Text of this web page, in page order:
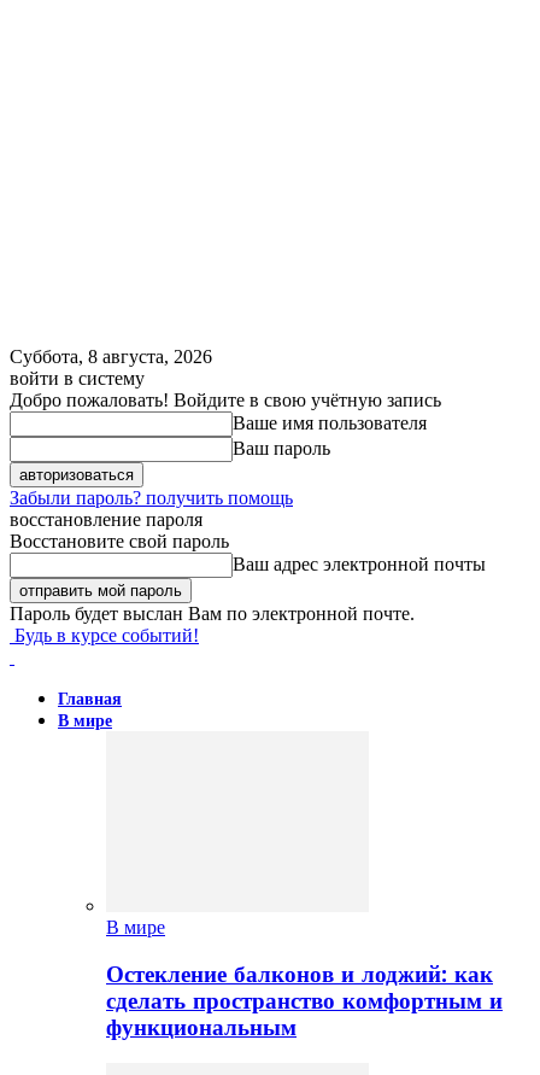
Суббота, 8 августа, 2026
войти в систему
Добро пожаловать! Войдите в свою учётную запись
Ваше имя пользователя
Ваш пароль
Забыли пароль? получить помощь
восстановление пароля
Восстановите свой пароль
Ваш адрес электронной почты
Пароль будет выслан Вам по электронной почте.
Будь в курсе событий!
Главная
В мире
В мире
Остекление балконов и лоджий: как
сделать пространство комфортным и
функциональным